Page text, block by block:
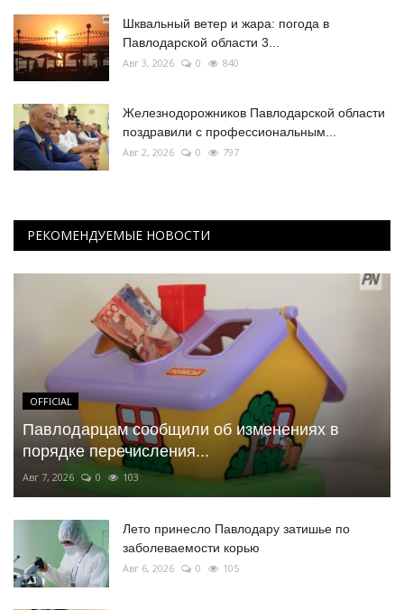
Шквальный ветер и жара: погода в
Павлодарской области 3...
Авг 3, 2026 0 840
Железнодорожников Павлодарской области
поздравили с профессиональным...
Авг 2, 2026 0 797
РЕКОМЕНДУЕМЫЕ НОВОСТИ
OFFICIAL
Павлодарцам сообщили об изменениях в
порядке перечисления...
Авг 7, 2026 0 103
Лето принесло Павлодару затишье по
заболеваемости корью
Авг 6, 2026 0 105